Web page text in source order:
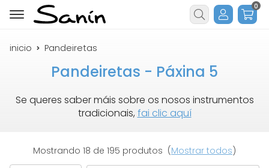
Buscar
0
inicio Pandeiretas
Pandeiretas - Páxina 5
Se queres saber máis sobre os nosos instrumentos
tradicionais, fai clic aquí
Mostrando 18 de 195 produtos (Mostrar todos)